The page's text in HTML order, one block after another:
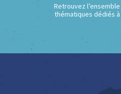
Retrouvez
thématiques dédiés à